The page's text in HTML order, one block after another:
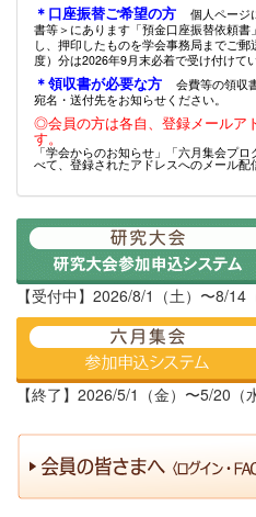
＊口座振替ご希望の方
個人ページ
書等＞にあります「預金口座振替依頼
し、押印したものを学会事務局までご
度）分は2026年9月末必着で受け付けてい
＊領収書が必要な方
会費等の領収
宛名・送付先をお知らせください。
◎会員の方は各自、登録メールア
す。
「学会からのお知らせ」「六月集会プ
べて、登録されたアドレスへのメール配
【受付中】2026/8/1（土）〜8/14
【終了】2026/5/1（金）〜5/20（